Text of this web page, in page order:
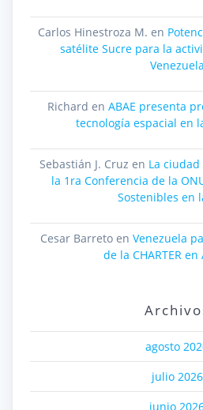
Carlos Hinestroza M. en
satélite Sucre para la
Venezuela
Richard en ABAE presenta
tecnología espacial en
Sebastián J. Cruz en La
la 1ra Conferencia de la
Sostenibles en
Cesar Barretoen Venezuela
de la CHARTER
agosto
julio 2026
junio